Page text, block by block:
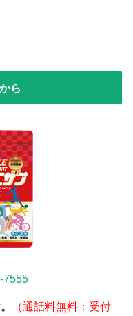
ら
7555
（通話料無料：受付